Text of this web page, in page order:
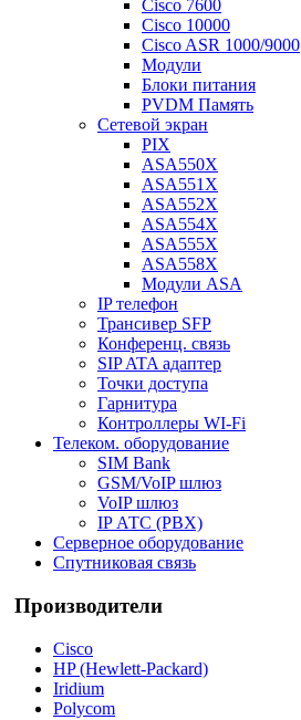
Cisco 7600
Cisco 10000
Cisco ASR 1000/9000
Модули
Блоки питания
PVDM Память
Сетевой экран
PIX
ASA550X
ASA551X
ASA552X
ASA554X
ASA555X
ASA558X
Модули ASA
IP телефон
Трансивер SFP
Конференц. связь
SIP ATA адаптер
Точки доступа
Гарнитура
Контроллеры WI-Fi
Телеком. оборудование
SIM Bank
GSM/VoIP шлюз
VoIP шлюз
IP АТС (PBX)
Серверное оборудование
Спутниковая связь
Производители
Cisco
HP (Hewlett-Packard)
Iridium
Polycom